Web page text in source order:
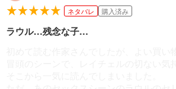
ネタバレ 購入済み
ラウル…残念な子…